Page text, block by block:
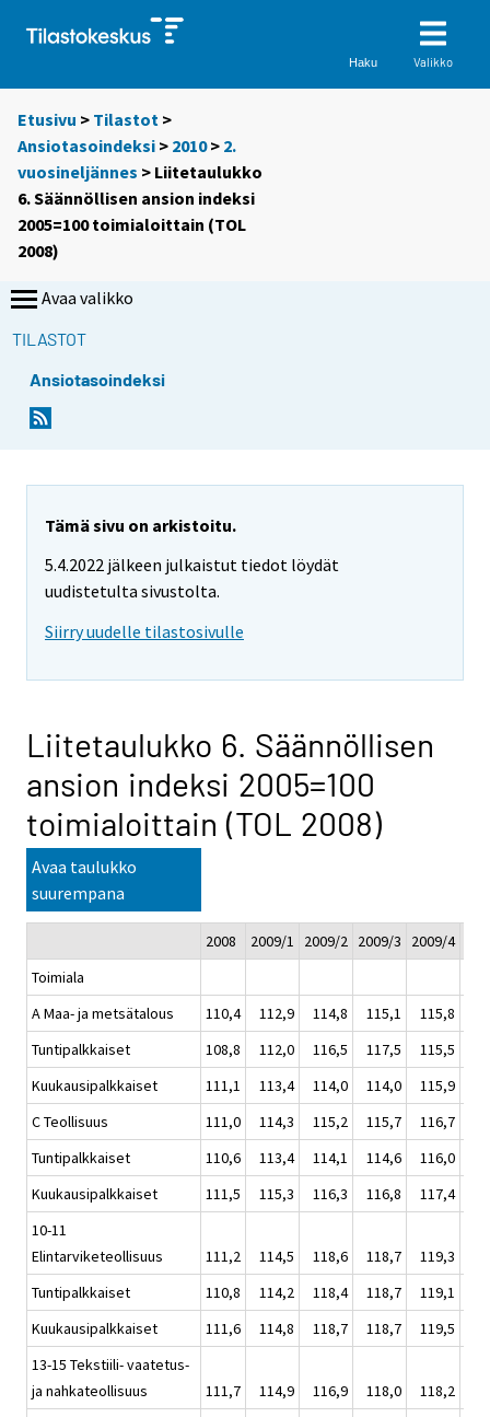
Haku Valikko
Etusivu > Tilastot >
Ansiotasoindeksi > 2010> 2.
vuosineljännes > Liitetaulukko
6. Säännöllisen ansion indeksi
2005=100 toimialoittain (TOL
2008)
Avaa valikko
TILASTOT
Ansiotasoindeksi
Tämä sivu on arkistoitu.
5.4.2022 jälkeen julkaistut tiedot löydät
uudistetulta sivustolta.
Siirry uudelle tilastosivulle
Liitetaulukko 6. Säännöllisen
ansion indeksi 2005=100
toimialoittain (TOL 2008)
Avaa taulukko
suurempana
2008 2009/1 2009/2 2009/3 2009/4
Toimiala
A Maa- ja metsätalous
110,4 112,9 114,8 115,1 115,8
Tuntipalkkaiset
108,8 112,0 116,5 117,5 115,5
Kuukausipalkkaiset
111,1 113,4 114,0 114,0 115,9
C Teollisuus
111,0 114,3 115,2 115,7 116,7
Tuntipalkkaiset
110,6 113,4 114,1 114,6 116,0
Kuukausipalkkaiset
111,5 115,3 116,3 116,8 117,4
10-11
Elintarviketeollisuus
111,2 114,5 118,6 118,7 119,3
Tuntipalkkaiset
110,8 114,2 118,4 118,7 119,1
Kuukausipalkkaiset
111,6 114,8 118,7 118,7 119,5
13-15 Tekstiili- vaatetus-
ja nahkateollisuus
111,7 114,9 116,9 118,0 118,2